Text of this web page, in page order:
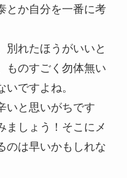
とか自分を一番に考
別れたほうがいいと
ものすごく勿体無い
ですよね。
いと思いがちです
ましょう！そこにメ
のは早いかもしれな